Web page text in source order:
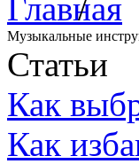
/
Музыкальные
Статьи
Как
Как